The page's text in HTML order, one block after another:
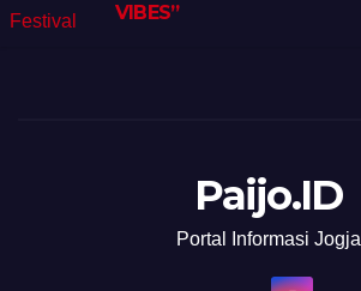
VIBES”
Paijo.ID
Portal Informasi Jogja